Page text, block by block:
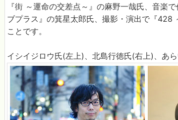
『街 ～運命の交差点～』の麻野一哉氏、音楽
ブプラス』の箕星太郎氏、撮影・演出で『428
ことです。
イシイジロウ氏(左上)、北島行徳氏(右上)、あ